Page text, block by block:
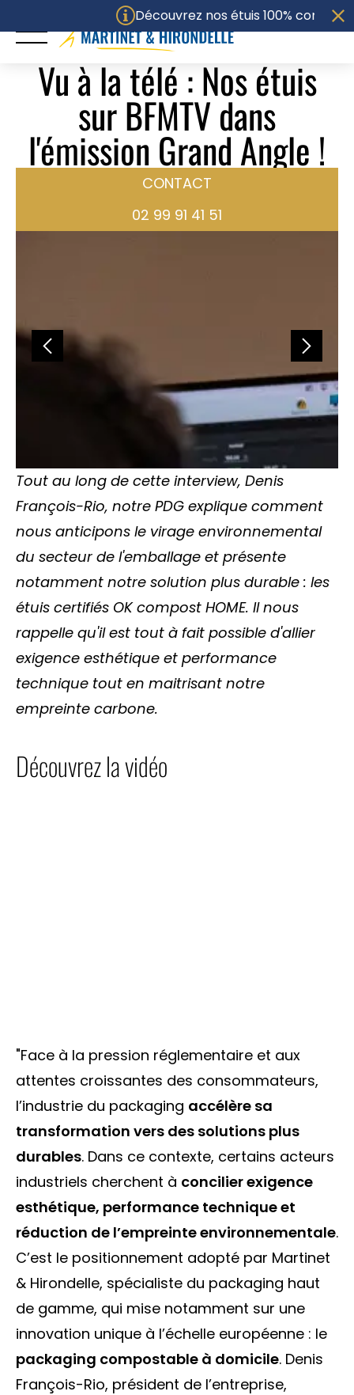
Découvrez nos étuis 100%
ACCUEIL
UNIVERS
PACKAGING
SAVOIR-FAIRE
Histoire & valeurs
Chiffres clés
Marchés
ACTUALITÉS
Contact
Recrutement
Nous situer
Vu à la télé : Nos étuis
sur BFMTV dans
l'émission Grand Angle !
CONTACT
02 99 91 41 51
Tout au long de cette interview, Denis
François-Rio, notre PDG explique comment
nous anticipons le virage environnemental
du secteur de l'emballage et présente
notamment notre solution plus durable : les
étuis certifiés OK compost HOME. Il nous
rappelle qu'il est tout à fait possible d'allier
exigence esthétique et performance
technique tout en maitrisant notre
empreinte carbone.
Découvrez la vidéo
"Face à la pression réglementaire et aux
attentes croissantes des consommateurs,
l’industrie du packaging accélère sa
transformation vers des solutions plus
durables. Dans ce contexte, certains acteurs
industriels cherchent à concilier exigence
esthétique, performance technique et
réduction de l’empreinte environnementale.
C’est le positionnement adopté par Martinet
& Hirondelle, spécialiste du packaging haut
de gamme, qui mise notamment sur une
innovation unique à l’échelle européenne : le
packaging compostable à domicile. Denis
François-Rio, président de l’entreprise,
Panneau de gestion des cookies